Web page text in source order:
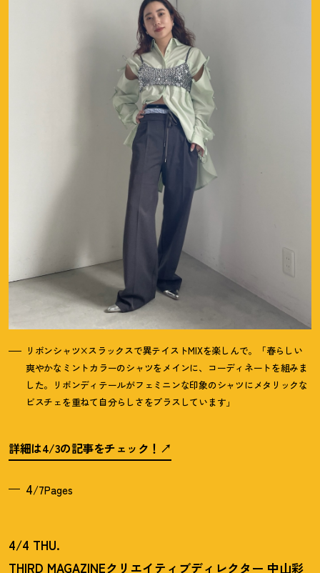
リボンシャツ×スラックスで異テイストMIXを楽しんで。「春らしい
爽やかなミントカラーのシャツをメインに、コーディネートを組みま
した。リボンディテールがフェミニンな印象のシャツにメタリックな
ビスチェを重ねて自分らしさをプラスしています」
詳細は4/3の記事をチェック ！
4/7Pages
4/4 THU.
THIRD MAGAZINEクリエイティブディレクター 中山彩